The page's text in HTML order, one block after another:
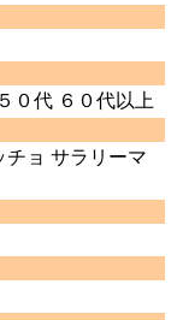
０代 ６０代以上
チョ サラリーマ